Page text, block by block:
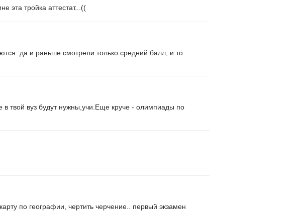
эта тройка аттестат...((
да и раньше смотрели только средний балл, и то
твой вуз будут нужны,учи.Еще круче - олимпиады по
по географии, чертить черчение.. первый экзамен